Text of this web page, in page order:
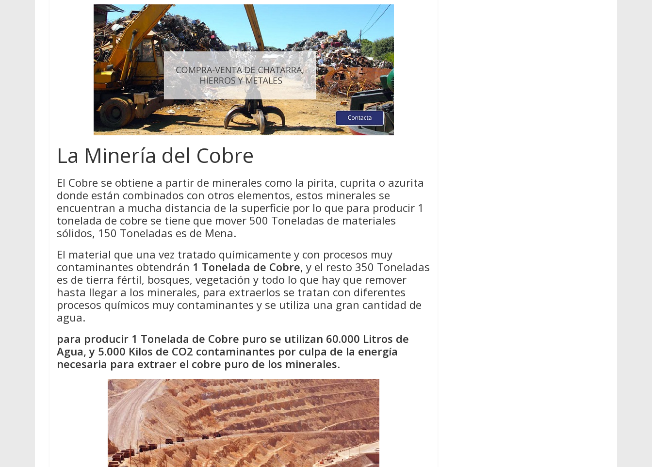
La Minería del Cobre
El Cobre se obtiene a partir de minerales como la pirita, cuprita o azurita
donde están combinados con otros elementos, estos minerales se
encuentran a mucha distancia de la superficie por lo que para producir 1
tonelada de cobre se tiene que mover 500 Toneladas de materiales
sólidos, 150 Toneladas es de Mena.
El material que una vez tratado químicamente y con procesos muy
contaminantes obtendrán 1 Tonelada de Cobre, y el resto 350 Toneladas
es de tierra fértil, bosques, vegetación y todo lo que hay que remover
hasta llegar a los minerales, para extraerlos se tratan con diferentes
procesos químicos muy contaminantes y se utiliza una gran cantidad de
agua.
para producir 1 Tonelada de Cobre puro se utilizan 60.000 Litros de
Agua, y 5.000 Kilos de CO2 contaminantes por culpa de la energía
necesaria para extraer el cobre puro de los minerales.